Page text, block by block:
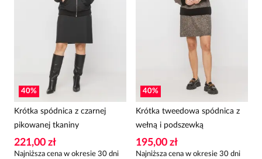
40%
Krótka spódnica z czarnej
pikowanej tkaniny
221,00 zł
Najniższa cena w okresie 30 dni
40%
Krótka tweedowa spódnica z
wełną i podszewką
195,00 zł
Najniższa cena w okresie 30 dni